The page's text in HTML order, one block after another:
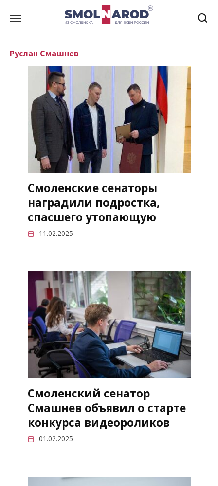
Руслан Смашнев
Смоленские сенаторы
наградили подростка,
спасшего утопающую
11.02.2025
Смоленский сенатор
Смашнев объявил о старте
конкурса видеороликов
01.02.2025